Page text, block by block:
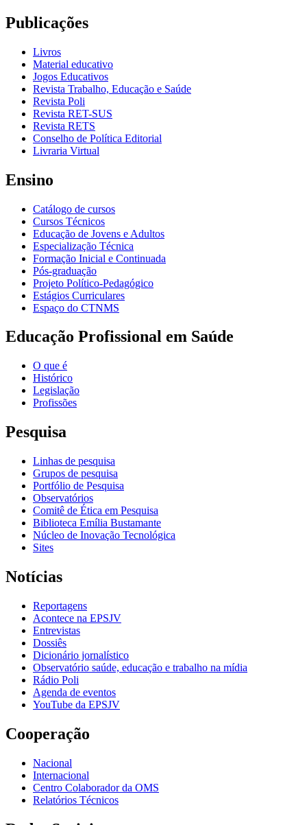
Publicações
Livros
Material educativo
Jogos Educativos
Revista Trabalho, Educação e Saúde
Revista Poli
Revista RET-SUS
Revista RETS
Conselho de Política Editorial
Livraria Virtual
Ensino
Catálogo de cursos
Cursos Técnicos
Educação de Jovens e Adultos
Especialização Técnica
Formação Inicial e Continuada
Pós-graduação
Projeto Político-Pedagógico
Estágios Curriculares
Espaço do CTNMS
Educação Profissional em Saúde
O que é
Histórico
Legislação
Profissões
Pesquisa
Linhas de pesquisa
Grupos de pesquisa
Portfólio de Pesquisa
Observatórios
Comitê de Ética em Pesquisa
Biblioteca Emília Bustamante
Núcleo de Inovação Tecnológica
Sites
Notícias
Reportagens
Acontece na EPSJV
Entrevistas
Dossiês
Dicionário jornalístico
Observatório saúde, educação e trabalho na mídia
Rádio Poli
Agenda de eventos
YouTube da EPSJV
Cooperação
Nacional
Internacional
Centro Colaborador da OMS
Relatórios Técnicos